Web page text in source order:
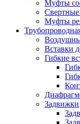
Муфты
Муфты
Вставки
Гибкие
Задвижки